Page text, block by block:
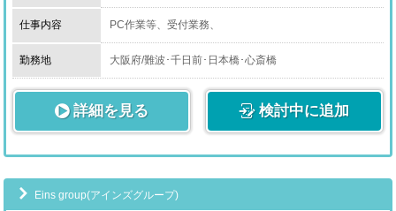
仕事内容
PC作業等、受付業務、
一緒に頑張りましょう！！
希望勤務時間、お休み等、週刊シフト制なのでお聞かせ
頂いております。
また独立支援も行っておりますのでお気軽に問い合わせ
下さい。
勤務地 大阪府/難波･千日前･日本橋･心斎橋
詳細を見る 検討中に追加
Eins group(アインズグループ)